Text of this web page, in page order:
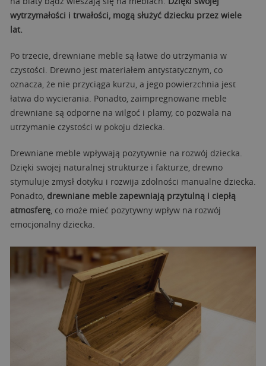
wytrzymałości i trwałości, mogą służyć dziecku przez wiele
lat.
Po trzecie, drewniane meble są łatwe do utrzymania w
czystości. Drewno jest materiałem antystatycznym, co
oznacza, że nie przyciąga kurzu, a jego powierzchnia jest
łatwa do wycierania. Ponadto, zaimpregnowane meble
drewniane są odporne na wilgoć i plamy, co pozwala na
utrzymanie czystości w pokoju dziecka.
Drewniane meble wpływają pozytywnie na rozwój dziecka.
Dzięki swojej naturalnej strukturze i fakturze, drewno
stymuluje zmysł dotyku i rozwija zdolności manualne dziecka.
Ponadto, drewniane meble zapewniają przytulną i ciepłą
atmosferę , co może mieć pozytywny wpływ na rozwój
emocjonalny dziecka.